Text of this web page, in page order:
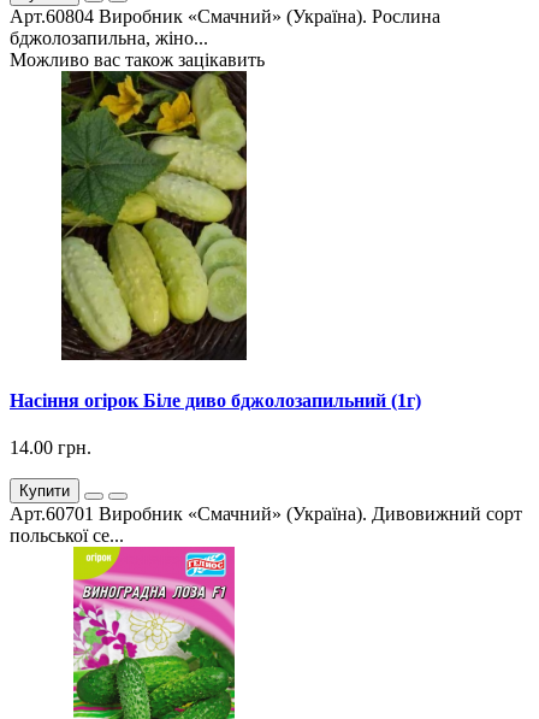
Арт.60804 Виробник «Смачний» (Україна). Рослина
бджолозапильна, жіно...
Можливо вас також зацікавить
Насіння огірок Біле диво бджолозапильний (1г)
14.00 грн.
Купити
Арт.60701 Виробник «Смачний» (Україна). Дивовижний сорт
польської се...